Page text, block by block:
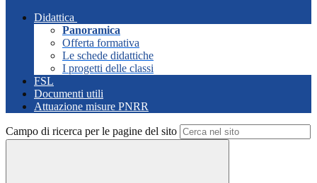
Didattica
Panoramica
Offerta formativa
Le schede didattiche
I progetti delle classi
FSL
Documenti utili
Attuazione misure PNRR
Campo di ricerca per le pagine del sito